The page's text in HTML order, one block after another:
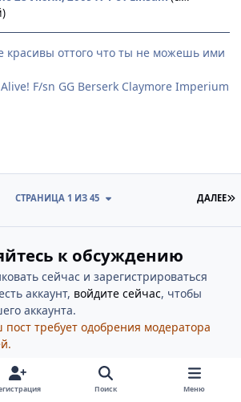
красивы оттого что ты не можешь ими
F/sn GG Berserk Claymore Imperium
ДАЛЕЕ
СТРАНИЦА 1 ИЗ 45
к обсуждению
сейчас и зарегистрироваться
аккаунт, войдите сейчас, чтобы
аккаунта.
пост требует одобрения модератора
Поиск Меню